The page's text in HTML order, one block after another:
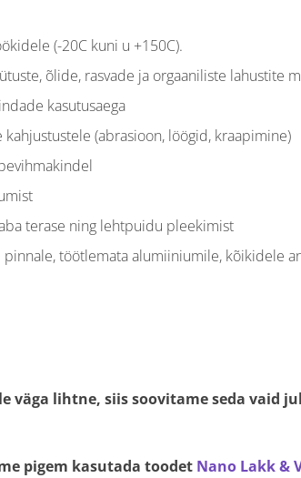
(-20C kuni u +150C).
õlide, rasvade ja orgaaniliste lahustite
kasutusaega
(abrasioon, löögid, kraapimine)
terase ning lehtpuidu pleekimist
pinnale, töötlemata alumiiniumile, kõikidele
väga lihtne, siis soovitame seda vaid
pigem kasutada toodet Nano Lakk &